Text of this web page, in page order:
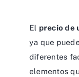
El precio de
ya que
diferentes
elementos